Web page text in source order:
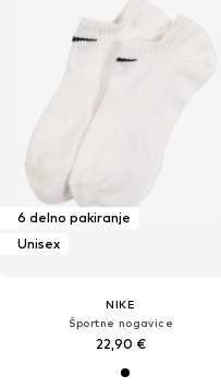
6 delno pakiranje
Unisex
NIKE
Športne nogavice
22,90 €